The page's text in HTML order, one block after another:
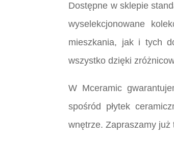
Dostępne w sklepie
wyselekcjonowane
mieszkania, jak i tych
wszystko dzięki
W Mceramic
spośród płytek
wnętrze. Zapraszamy już